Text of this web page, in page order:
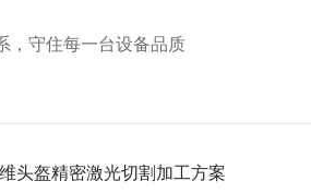
，守住每一台设备品质
头盔精密激光切割加工方案